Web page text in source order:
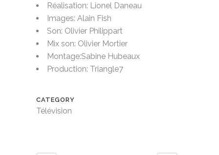
Réalisation: Lionel Daneau
Images: Alain Fish
Son: Olivier Philippart
Mix son: Olivier Mortier
Montage:Sabine Hubeaux
Production: Triangle7
CATEGORY
Télévision